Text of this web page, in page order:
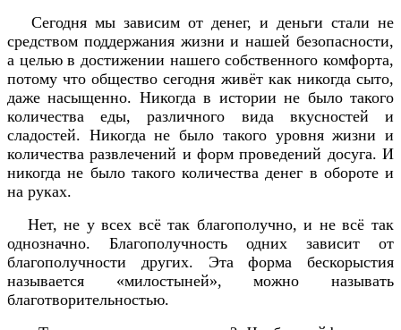
Сегодня мы зависим от денег, и деньги стали не
средством поддержания жизни и нашей безопасности,
а целью в достижении нашего собственного комфорта,
потому что общество сегодня живёт как никогда сыто,
даже насыщенно. Никогда в истории не было такого
количества еды, различного вида вкусностей и
сладостей. Никогда не было такого уровня жизни и
количества развлечений и форм проведений досуга. И
никогда не было такого количества денег в обороте и
на руках.
Нет, не у всех всё так благополучно, и не всё так
однозначно. Благополучность одних зависит от
благополучности других. Эта форма бескорыстия
называется «милостыней», можно называть
благотворительностью.